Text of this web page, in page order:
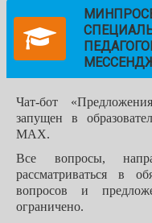
Чат-бот
запущен в
MAX.
Все вопросы,
рассматриваться в
вопросов и
ограничено.